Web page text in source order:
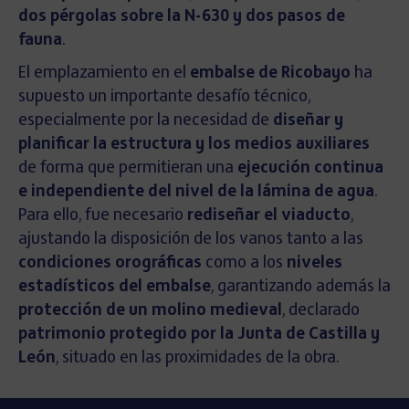
dos pérgolas sobre la N-630 y dos pasos de
fauna.
El emplazamiento en el embalse de Ricobayo ha
supuesto un importante desafío técnico,
especialmente por la necesidad de diseñar y
planificar la estructura y los medios auxiliares
de forma que permitieran una ejecución continua
e independiente del nivel de la lámina de agua.
Para ello, fue necesario rediseñar el viaducto,
ajustando la disposición de los vanos tanto a las
condiciones orográficas como a los niveles
estadísticos del embalse, garantizando además la
protección de un molino medieval, declarado
patrimonio protegido por la Junta de Castilla y
León, situado en las proximidades de la obra.